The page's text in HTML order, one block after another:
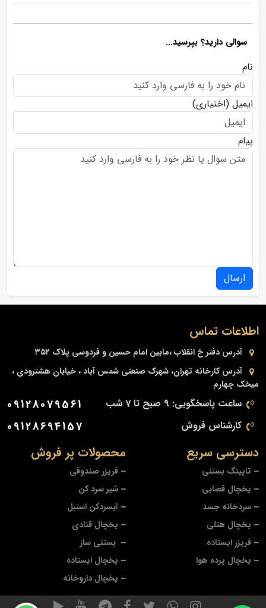
سوالی دارید؟ بپرسید...
نام
ایمیل (اختیاری)
پیام
ارسال
محصولات پر فروش
فریزر صندوقی
شیر سرد کن
آبسردکن استیل
یخچال قنادی
بستنی ساز
یخچال ایستاده
یخچال داروخانه
دسترسی سریع
تاپینگ بستنی
یخچال قصابی
سردخانه جسد
یخچال هتلی
فریزر ایستاده
یخچال پرده هوا
اطلاعات تماس
آدرس دفتر خ انقلاب ،مابین امام حسین و فردوسی پلاک ۳۵۲
آدرس کارخانه تهران، شهرک صنعتی شمس آباد ، خیابان هشترودی ،
میخک چهارم
ساعت پاسخگویی: 9 صبح تا 7 شب 09128079561
کارشناس فروش 09128694157